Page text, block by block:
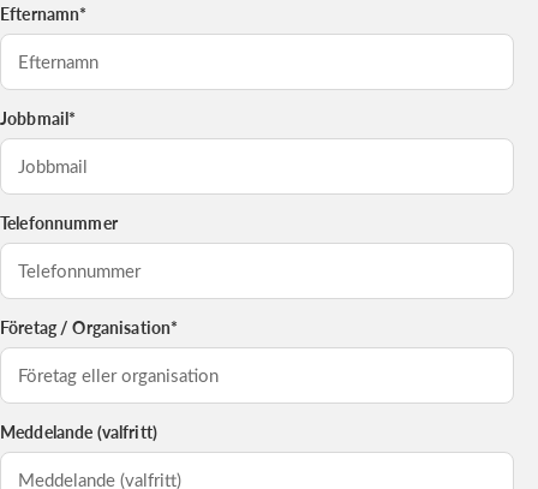
Efternamn*
Jobbmail*
Telefonnummer
Företag / Organisation*
Meddelande (valfritt)